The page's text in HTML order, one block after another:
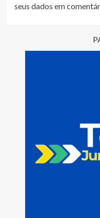
seus dados em